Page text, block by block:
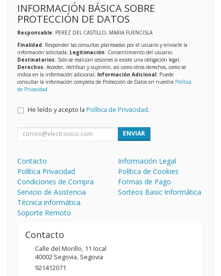
INFORMACIÓN BÁSICA SOBRE
PROTECCIÓN DE DATOS
Responsable: PEREZ DEL CASTILLO, MARIA FUENCISLA
Finalidad: Responder las consultas planteadas por el usuario y enviarle la
información solicitada; Legitimación: Consentimiento del usuario;
Destinatarios: Solo se realizan cesiones si existe una obligación legal;
Derechos: Acceder, rectificar y suprimir, así como otros derechos, como se
indica en la información adicional; Información Adicional: Puede
consultar la información completa de Protección de Datos en nuestra Política
de Privacidad
He leído y acepto la Política de Privacidad.
ENVIAR
Contacto
Información Legal
Política Privacidad
Política de Cookies
Condiciones de Compra
Formas de Pago
Servicio de Asistencia
Técnica informática.
Soporte Remoto
Sorteos Basic Informática
Contacto
Calle del Morillo, 11 local
40002 Segovia, Segovia
921412071